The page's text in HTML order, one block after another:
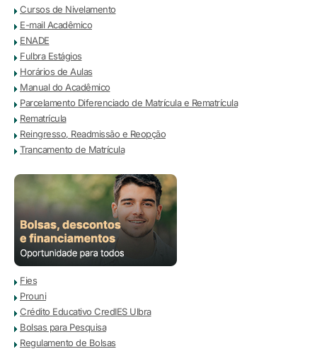
Cursos de Nivelamento
E-mail Acadêmico
ENADE
Fulbra Estágios
Horários de Aulas
Manual do Acadêmico
Parcelamento Diferenciado de Matrícula e Rematrícula
Rematrícula
Reingresso, Readmissão e Reopção
Trancamento de Matrícula
Fies
Prouni
Crédito Educativo CredIES Ulbra
Bolsas para Pesquisa
Regulamento de Bolsas